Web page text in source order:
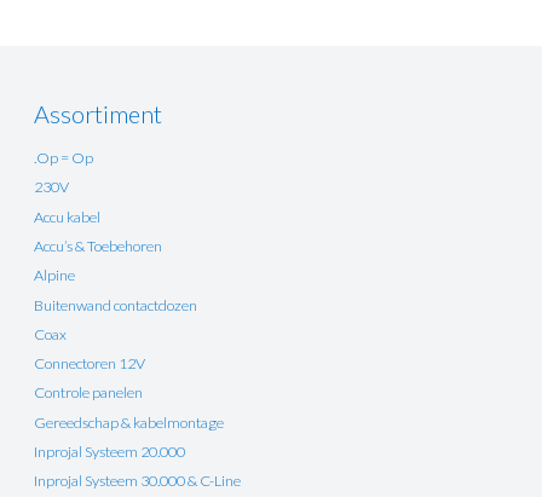
Assortiment
.Op = Op
230V
Accu kabel
Accu’s & Toebehoren
Alpine
Buitenwand contactdozen
Coax
Connectoren 12V
Controle panelen
Gereedschap & kabelmontage
Inprojal Systeem 20.000
Inprojal Systeem 30.000 & C-Line